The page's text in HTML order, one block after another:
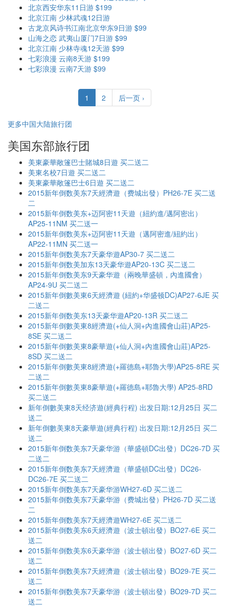
北京西安华东11日游 $199
北京江南 少林武魂12日游
古龙京风诗书江南北京华东9日游 $99
山海之恋 武夷山厦门7日游 $99
北京江南 少林寺魂12天游 $99
七彩浪漫 云南8天游 $199
七彩浪漫 云南7天游 $99
1 2 后一页 ›
更多中国大陆旅行团
美国东部旅行团
美東豪華敞篷巴士賭城8日遊 买二送二
美東名校7日遊 买二送二
美東豪華敞篷巴士6日遊 买二送二
2015新年倒数美东7天經濟遊（费城出發）PH26-7E 买二送
二
2015新年倒数美东+迈阿密11天遊（紐約進/邁阿密出）
AP25-11NM 买二送一
2015新年倒数美东+迈阿密11天遊（邁阿密進/紐約出）
AP22-11MN 买二送一
2015新年倒数美东7天豪华遊AP30-7 买二送二
2015新年倒数美加东13天豪华遊AP20-13C 买二送二
2015新年倒数美东9天豪华遊（兩晚華盛頓，內進國會）
AP24-9U 买二送二
2015新年倒數美東6天經濟遊 (紐約+华盛顿DC)AP27-6JE 买
二送二
2015新年倒数美东13天豪华遊AP20-13R 买二送二
2015新年倒數美東8經濟遊(+仙人洞+內進國會山莊)AP25-
8SE 买二送二
2015新年倒數美東8豪華遊(+仙人洞+內進國會山莊)AP25-
8SD 买二送二
2015新年倒數美東8經濟遊(+羅德島+耶魯大學)AP25-8RE 买
二送二
2015新年倒數美東8豪華遊(+羅德島+耶魯大學) AP25-8RD
买二送二
新年倒數美東8天经济遊(經典行程) 出发日期:12月25日 买二
送二
新年倒數美東8天豪華遊(經典行程) 出发日期:12月25日 买二
送二
2015新年倒数美东7天豪华游（華盛頓DC出發）DC26-7D 买
二送二
2015新年倒数美东7天經濟遊（華盛頓DC出發）DC26-
DC26-7E 买二送二
2015新年倒数美东7天豪华游WH27-6D 买二送二
2015新年倒数美东7天豪华游（费城出發）PH26-7D 买二送
二
2015新年倒数美东7天經濟遊WH27-6E 买二送二
2015新年倒数美东6天經濟遊（波士頓出發）BO27-6E 买二
送二
2015新年倒数美东6天豪华游（波士頓出發）BO27-6D 买二
送二
2015新年倒数美东7天經濟遊（波士頓出發）BO29-7E 买二
送二
2015新年倒数美东7天豪华游（波士頓出發）BO29-7D 买二
送二